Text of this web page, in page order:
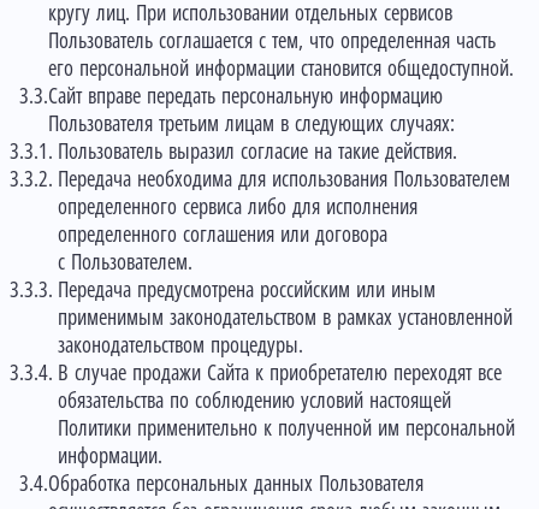
кругу лиц. При использовании отдельных сервисов
Пользователь соглашается с тем, что определенная часть
его персональной информации становится общедоступной.
Сайт вправе передать персональную информацию
Пользователя третьим лицам в следующих случаях:
Пользователь выразил согласие на такие действия.
Передача необходима для использования Пользователем
определенного сервиса либо для исполнения
определенного соглашения или договора
с Пользователем.
Передача предусмотрена российским или иным
применимым законодательством в рамках установленной
законодательством процедуры.
В случае продажи Сайта к приобретателю переходят все
обязательства по соблюдению условий настоящей
Политики применительно к полученной им персональной
информации.
Обработка персональных данных Пользователя